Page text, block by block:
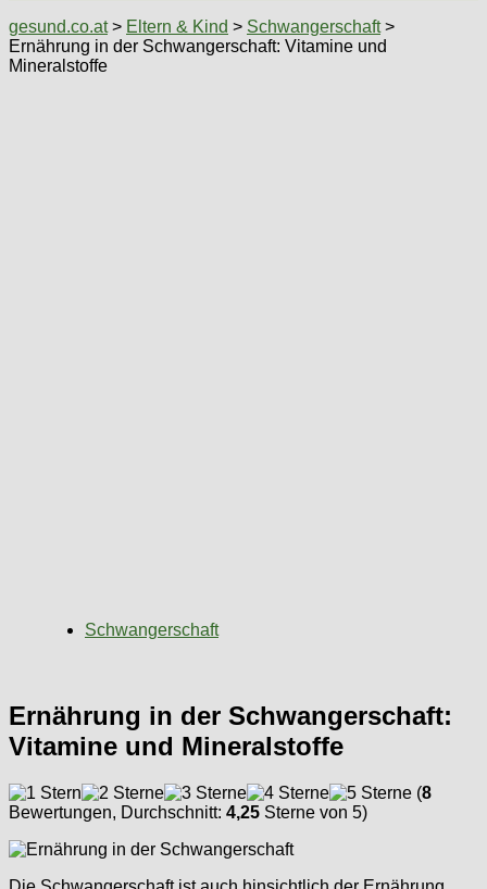
gesund.co.at> Eltern & Kind > Schwangerschaft>
Ernährung in der Schwangerschaft: Vitamine und
Mineralstoffe
Schwangerschaft
Ernährung in der Schwangerschaft:
Vitamine und Mineralstoffe
(8
Bewertungen, Durchschnitt: 4,25 Sterne von 5)